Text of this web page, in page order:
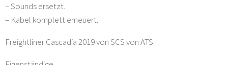
– Sounds ersetzt.
– Kabel komplett erneuert.
Freightliner Cascadia 2019 von SCS von ATS